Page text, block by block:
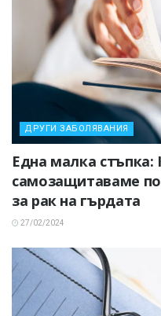
ДРУГИ ЗАБОЛЯВАНИЯ
Една малка стъпка:
самозащитаваме
за рак на гърдата
27/02/2024